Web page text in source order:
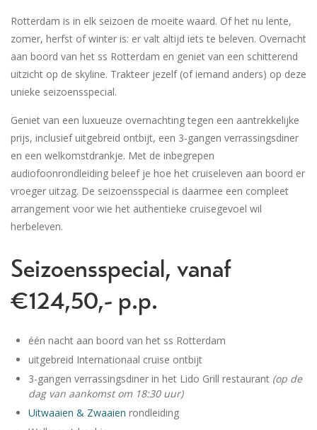
Rotterdam is in elk seizoen de moeite waard. Of het nu lente,
zomer, herfst of winter is: er valt altijd iets te beleven. Overnacht
aan boord van het ss Rotterdam en geniet van een schitterend
uitzicht op de skyline. Trakteer jezelf (of iemand anders) op deze
unieke seizoensspecial.
Geniet van een luxueuze overnachting tegen een aantrekkelijke
prijs, inclusief uitgebreid ontbijt, een 3-gangen verrassingsdiner
en een welkomstdrankje. Met de inbegrepen
audiofoonrondleiding beleef je hoe het cruiseleven aan boord er
vroeger uitzag. De seizoensspecial is daarmee een compleet
arrangement voor wie het authentieke cruisegevoel wil
herbeleven.
Seizoensspecial, vanaf
€124,50,- p.p.
één nacht aan boord van het ss Rotterdam
uitgebreid Internationaal cruise ontbijt
3-gangen verrassingsdiner in het Lido Grill restaurant (op de
dag van aankomst om 18:30 uur)
Uitwaaien & Zwaaien rondleiding